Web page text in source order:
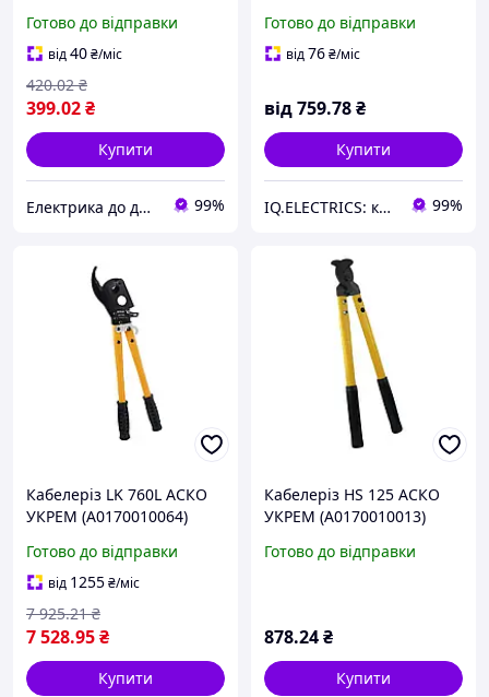
кабелю HS-313 Аско-
Укрем
Готово до відправки
від40₴/міс
399.02₴
420.02 ₴
Купити
Електрика до дрібниць 99%
ізоляції кабелів до 6 мм²
Готово до відправки
від76₴/міс
від759.78₴
Купити
IQ.ELECTRICS: купити електрику оптом 99%
Кабелеріз LK 760L АСКО
УКРЕМ (A0170010064)
Готово до відправки
від 1255₴/міс
7 528.95₴
7 925.21 ₴
Купити
Кабелеріз HS 125 АСКО
УКРЕМ (A0170010013)
Готово до відправки
878.24₴
Купити